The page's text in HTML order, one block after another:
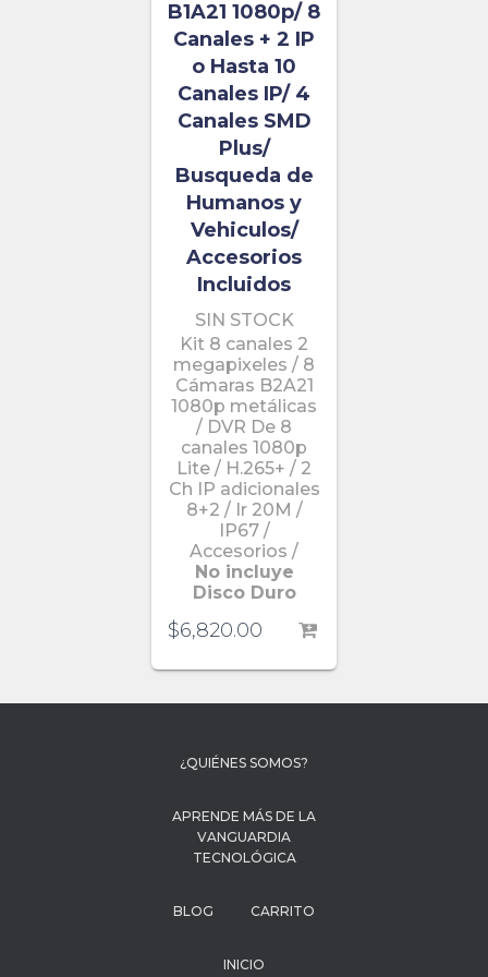
B1A21 1080p/ 8
Canales + 2 IP
o Hasta 10
Canales IP/ 4
Canales SMD
Plus/
Busqueda de
Humanos y
Vehiculos/
Accesorios
Incluidos
SIN STOCK
Kit 8 canales 2
megapixeles / 8
Cámaras B2A21
1080p metálicas
/ DVR De 8
canales 1080p
Lite / H.265+ / 2
Ch IP adicionales
8+2 / Ir 20M /
IP67 /
Accesorios /
No incluye
Disco Duro
$6,820.00
¿QUIÉNES SOMOS?
APRENDE MÁS DE LA
VANGUARDIA
TECNOLÓGICA
BLOG CARRITO
INICIO